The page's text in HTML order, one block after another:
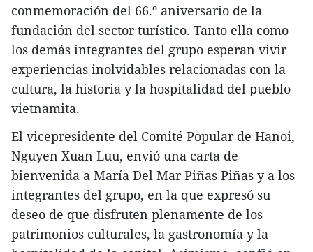
conmemoración del 66.º aniversario de la
fundación del sector turístico. Tanto ella como
los demás integrantes del grupo esperan vivir
experiencias inolvidables relacionadas con la
cultura, la historia y la hospitalidad del pueblo
vietnamita.
El vicepresidente del Comité Popular de Hanoi,
Nguyen Xuan Luu, envió una carta de
bienvenida a María Del Mar Piñas Piñas y a los
integrantes del grupo, en la que expresó su
deseo de que disfruten plenamente de los
patrimonios culturales, la gastronomía y la